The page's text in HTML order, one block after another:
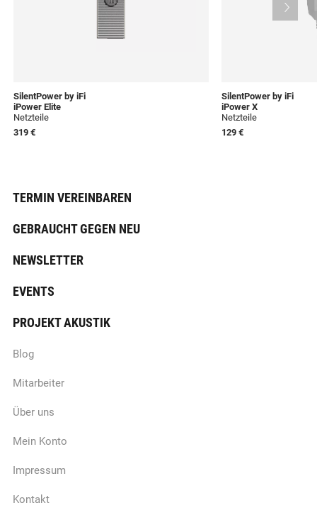
SilentPower by iFi
iPower Elite
Netzteile
319 €
SilentPower by iFi
iPower X
Netzteile
129 €
TERMIN VEREINBAREN
GEBRAUCHT GEGEN NEU
NEWSLETTER
EVENTS
PROJEKT AKUSTIK
Blog
Mitarbeiter
Über uns
Mein Konto
Impressum
Kontakt